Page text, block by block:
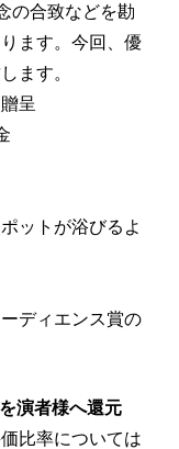
の合致などを勘
ます。今回、優
ます。
呈
ットが浴びるよ
ディエンス賞の
演者様へ還元
比率については